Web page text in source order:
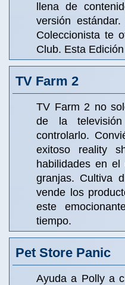
llena de
versión
Coleccionista te
Club. Esta
TV Farm 2
TV Farm 2 no
de la
controlarlo.
exitoso reality
habilidades en
granjas. Cultiva
vende los
este
tiempo.
Pet Store Panic
Ayuda a Polly a